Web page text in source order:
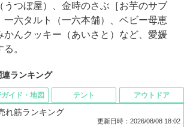
うつぼ屋）、金時のさぶ［お芋のサブ
一六タルト（一六本舗）、ベビー母恵
かんクッキー（あいさと）など、愛媛
。
ランキング
れ筋ランキング
更新日時：2026/08/08 18:02
イド・地図 テント アウトドア